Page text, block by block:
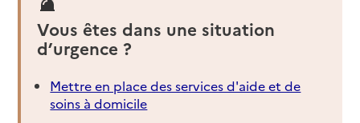
Vous êtes dans une situation
d’urgence ?
Mettre en place des services d'aide et de
soins à domicile